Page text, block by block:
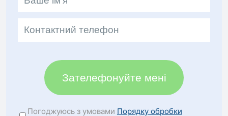
Зателефонуйте мені
Погоджуюсь з умовами Порядку обробки